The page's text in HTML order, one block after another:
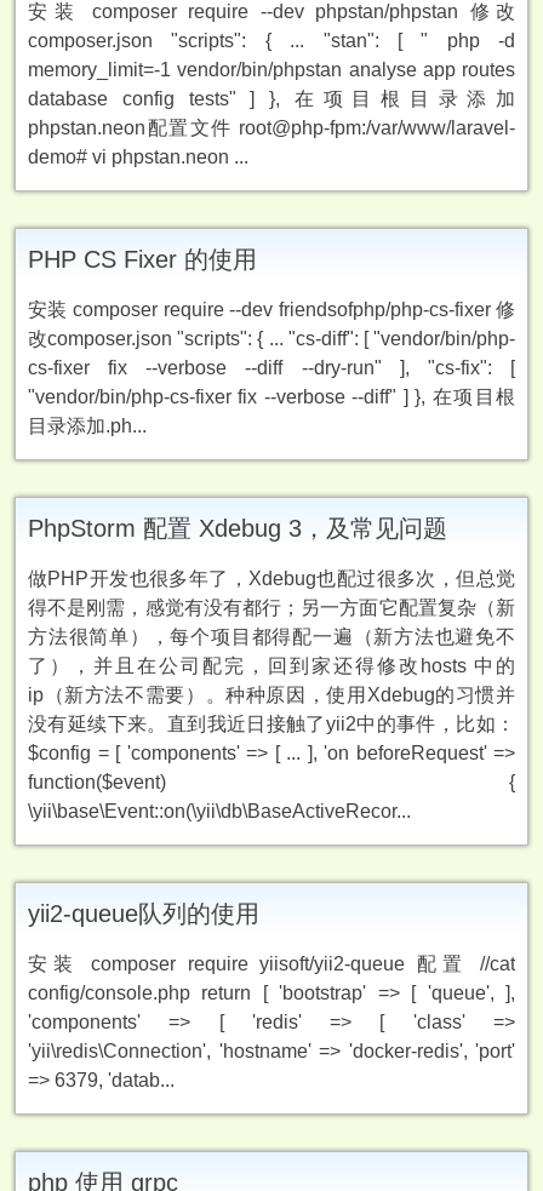
安装 composer require --dev phpstan/phpstan 修改
composer.json "scripts": { ... "stan": [ " php -d
memory_limit=-1 vendor/bin/phpstan analyse app routes
database config tests" ] }, 在项目根目录添加
phpstan.neon配置文件 root@php-fpm:/var/www/laravel-
demo# vi phpstan.neon ...
PHP CS Fixer 的使用
安装 composer require --dev friendsofphp/php-cs-fixer 修
改composer.json "scripts": { ... "cs-diff": [ "vendor/bin/php-
cs-fixer fix --verbose --diff --dry-run" ], "cs-fix": [
"vendor/bin/php-cs-fixer fix --verbose --diff" ] }, 在项目根
目录添加.ph...
PhpStorm 配置 Xdebug 3，及常见问题
做PHP开发也很多年了，Xdebug也配过很多次，但总觉
得不是刚需，感觉有没有都行；另一方面它配置复杂（新
方法很简单），每个项目都得配一遍（新方法也避免不
了），并且在公司配完，回到家还得修改hosts 中的
ip（新方法不需要）。种种原因，使用Xdebug的习惯并
没有延续下来。直到我近日接触了yii2中的事件，比如：
$config = [ 'components' => [ ... ], 'on beforeRequest' =>
function($event) {
\yii\base\Event::on(\yii\db\BaseActiveRecor...
yii2-queue队列的使用
安装 composer require yiisoft/yii2-queue 配置 //cat
config/console.php return [ 'bootstrap' => [ 'queue', ],
'components' => [ 'redis' => [ 'class' =>
'yii\redis\Connection', 'hostname' => 'docker-redis', 'port'
=> 6379, 'datab...
php 使用 grpc